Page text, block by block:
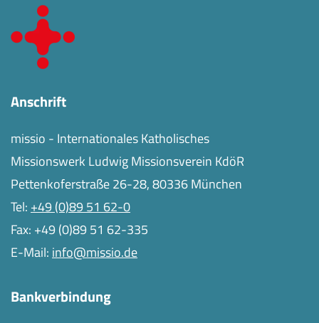
Anschrift
missio - Internationales Katholisches
Missionswerk Ludwig Missionsverein KdöR
Pettenkoferstraße 26-28, 80336 München
Tel: +49 (0)89 51 62-0
Fax: +49 (0)89 51 62-335
E-Mail: info@missio.de
Bankverbindung